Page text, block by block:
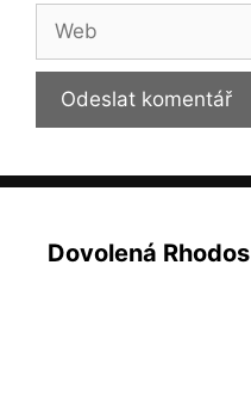
Web
Dovolená Rhodos